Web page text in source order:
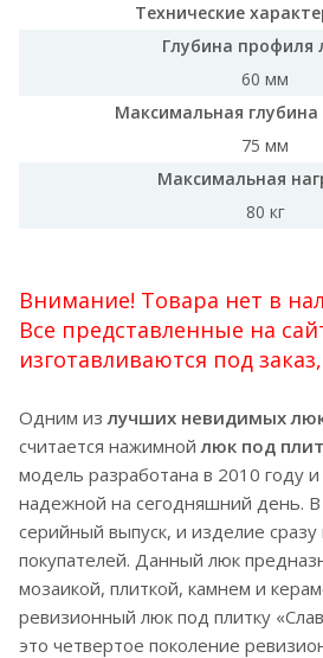
Технические
Глубина профиля
60 мм
Максимальная глубина
75 мм
Максимальная
80 кг
Внимание! Товара нет в
Все представленные на
изготавливаются под
Одним излучших невидимых
считается нажимнойлюк под
модель разработана в 2010 году и
надежной на сегодняшний день. В
серийный выпуск, и изделие
покупателей. Данный люк
мозаикой, плиткой, камнем и
ревизионный люк под плитку
это четвертое поколение